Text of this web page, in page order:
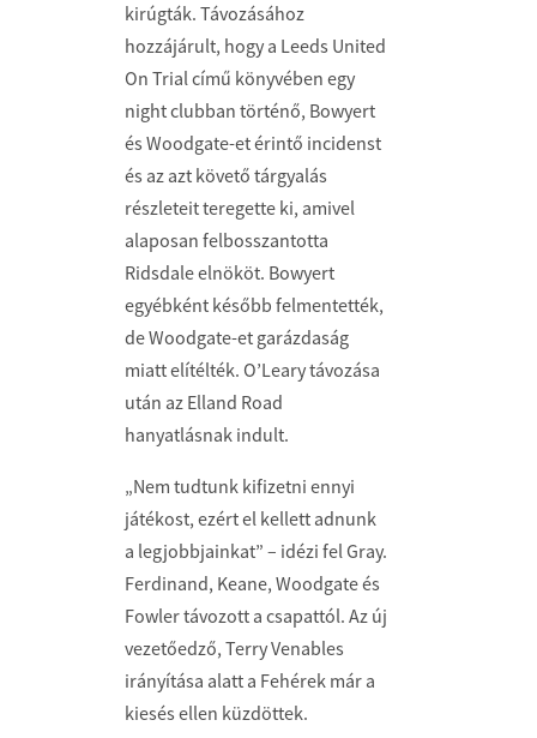
kirúgták. Távozásához
hozzájárult, hogy a Leeds United
On Trial című könyvében egy
night clubban történő, Bowyert
és Woodgate-et érintő incidenst
és az azt követő tárgyalás
részleteit teregette ki, amivel
alaposan felbosszantotta
Ridsdale elnököt. Bowyert
egyébként később felmentették,
de Woodgate-et garázdaság
miatt elítélték. O’Leary távozása
után az Elland Road
hanyatlásnak indult.
„Nem tudtunk kifizetni ennyi
játékost, ezért el kellett adnunk
a legjobbjainkat” – idézi fel Gray.
Ferdinand, Keane, Woodgate és
Fowler távozott a csapattól. Az új
vezetőedző, Terry Venables
irányítása alatt a Fehérek már a
kiesés ellen küzdöttek.